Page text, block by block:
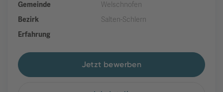
Gemeinde
Welschnofen
Bezirk
Salten-Schlern
Erfahrung
Jetzt bewerben